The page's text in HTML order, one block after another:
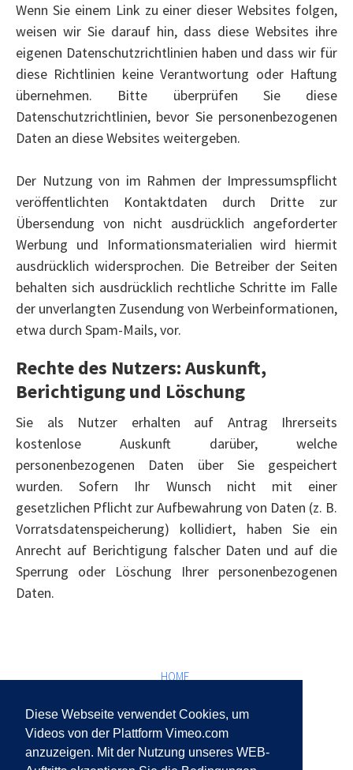
Diese Webseite verwendet Cookies, um
Videos von der Plattform Vimeo.com
anzuzeigen. Mit der Nutzung unseres WEB-
Wenn Sie einem Link zu einer dieser Websites folgen,
weisen wir Sie darauf hin, dass diese Websites ihre
eigenen Datenschutzrichtlinien haben und dass wir für
diese Richtlinien keine Verantwortung oder Haftung
übernehmen. Bitte überprüfen Sie diese
Datenschutzrichtlinien, bevor Sie personenbezogenen
Daten an diese Websites weitergeben.
Der Nutzung von im Rahmen der Impressumspflicht
veröffentlichten Kontaktdaten durch Dritte zur
Übersendung von nicht ausdrücklich angeforderter
Werbung und Informationsmaterialien wird hiermit
ausdrücklich widersprochen. Die Betreiber der Seiten
behalten sich ausdrücklich rechtliche Schritte im Falle
der unverlangten Zusendung von Werbeinformationen,
etwa durch Spam-Mails, vor.
Rechte des Nutzers: Auskunft,
Berichtigung und Löschung
Sie als Nutzer erhalten auf Antrag Ihrerseits
kostenlose Auskunft darüber, welche
personenbezogenen Daten über Sie gespeichert
wurden. Sofern Ihr Wunsch nicht mit einer
gesetzlichen Pflicht zur Aufbewahrung von Daten (z. B.
Vorratsdatenspeicherung) kollidiert, haben Sie ein
Anrecht auf Berichtigung falscher Daten und auf die
Sperrung oder Löschung Ihrer personenbezogenen
Daten.
HOME
DIENSTLEISTUNG
BLOG